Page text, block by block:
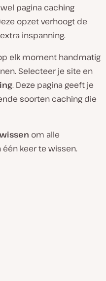
pagina caching
opzet verhoogt de
inspanning.
elk moment handmatig
Selecteer je site en
. Deze pagina geeft je
soorten caching die
om alle
keer te wissen.